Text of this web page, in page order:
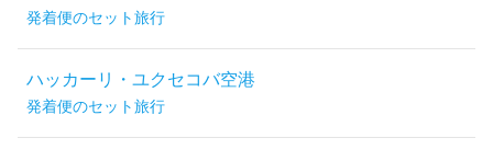
発着便のセット旅行
ハッカーリ・ユクセコバ空港
発着便のセット旅行